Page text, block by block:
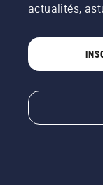
actualités,